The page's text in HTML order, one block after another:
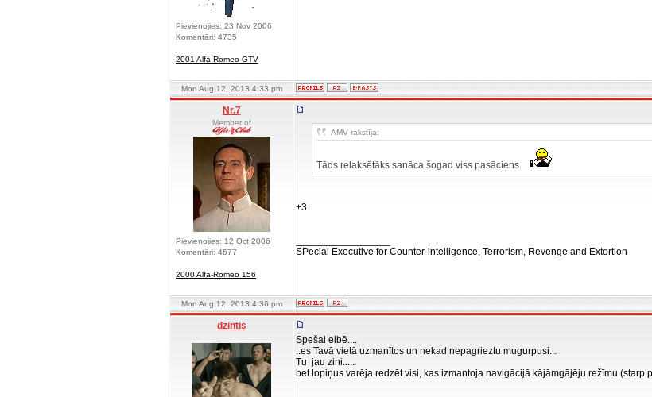
Pievienojies: 23 Nov 2006
Komentāri: 4735
2001 Alfa-Romeo GTV
Mon Aug 12, 2013 4:33 pm
Nr.7
Member of
Pievienojies: 12 Oct 2006
Komentāri: 4677
2000 Alfa-Romeo 156
AMV rakstīja:
Tāds relaksētāks sanāca šogad viss pasāciens.
+3
SPecial Executive for Counter-intelligence, Terrorism, Revenge and Extortion
Mon Aug 12, 2013 4:36 pm
dzintis
Spešal elbē....
..es Tavā vietā uzmanītos un nekad nepagrieztu mugurpusi...
Tu jau zini.....
bet lopiņus varēja redzēt visi, kas izmantoja navigācijā kājāmgājēju režīmu (starp